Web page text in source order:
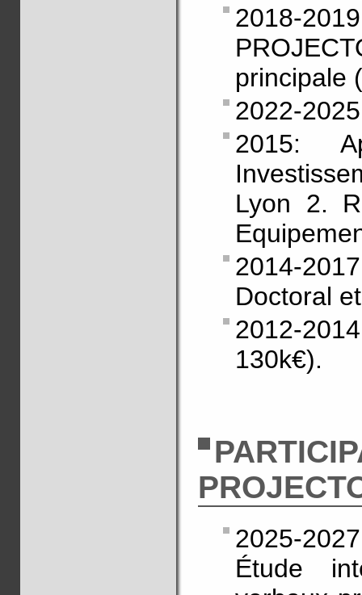
2018-
principale
2022-
2015:
Lyon 2.
2014-
Doctoral
2012-
130k€).
2025-
Étude